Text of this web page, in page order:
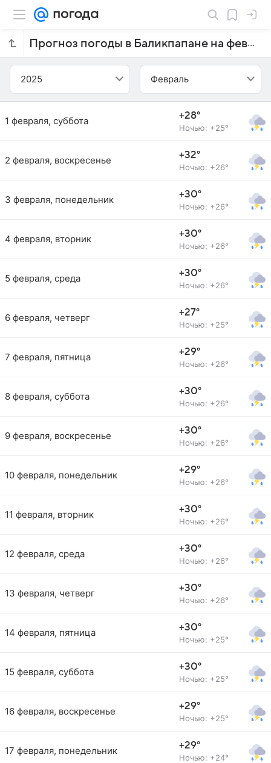
Прогноз погоды в Баликпапане на февраль 2025 года
2025 Февраль
1 февраля, суббота +28°
Ночью: +25°
2 февраля, воскресенье +32°
Ночью: +26°
3 февраля, понедельник +30°
Ночью: +26°
4 февраля, вторник +30°
Ночью: +26°
5 февраля, среда +30°
Ночью: +26°
6 февраля, четверг +27°
Ночью: +25°
7 февраля, пятница +29°
Ночью: +26°
8 февраля, суббота +30°
Ночью: +26°
9 февраля, воскресенье +30°
Ночью: +26°
10 февраля, понедельник +29°
Ночью: +26°
11 февраля, вторник +30°
Ночью: +26°
12 февраля, среда +30°
Ночью: +26°
13 февраля, четверг +30°
Ночью: +26°
14 февраля, пятница +30°
Ночью: +25°
15 февраля, суббота +30°
Ночью: +25°
16 февраля, воскресенье +29°
Ночью: +25°
17 февраля, понедельник +29°
Ночью: +24°